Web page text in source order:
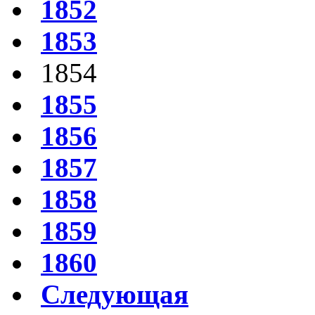
1852
1853
1854
1855
1856
1857
1858
1859
1860
Следующая